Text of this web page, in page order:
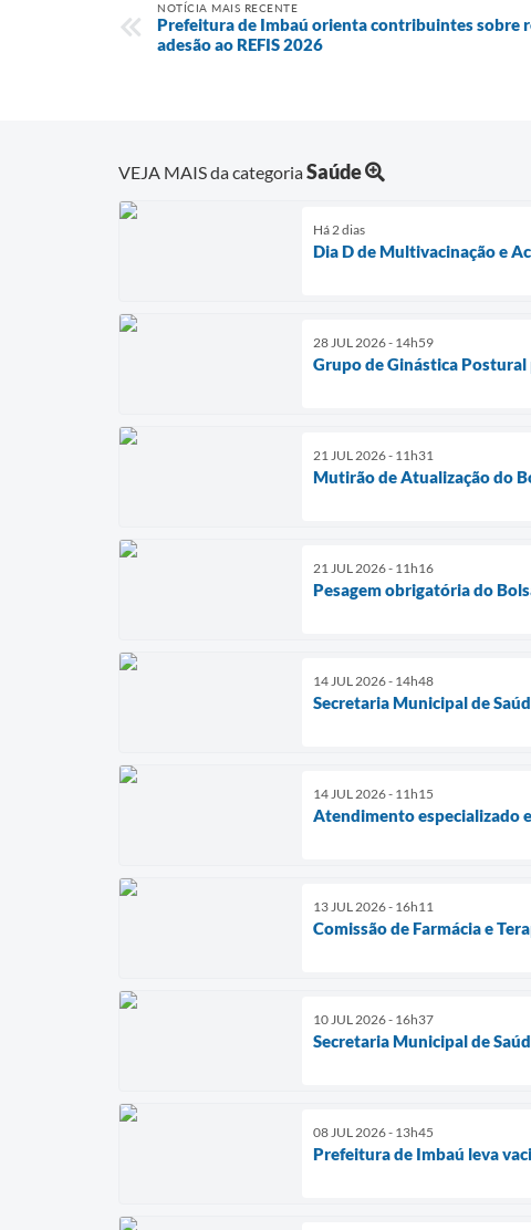
NOTÍCIA MAIS RECENTE
Prefeitura de Imbaú orienta contribuintes sobre
adesão ao REFIS 2026
VEJA MAIS da categoriaSaúde
Há 2 dias
Dia D de Multivacinação e
28 JUL 2026 - 14h59
Grupo de Ginástica
21 JUL 2026 - 11h31
Mutirão de Atualização do
21 JUL 2026 - 11h16
Pesagem obrigatória do
14 JUL 2026 - 14h48
Secretaria Municipal de
14 JUL 2026 - 11h15
Atendimento especializado
13 JUL 2026 - 16h11
Comissão de Farmácia e
10 JUL 2026 - 16h37
Secretaria Municipal de
08 JUL 2026 - 13h45
Prefeitura de Imbaú leva